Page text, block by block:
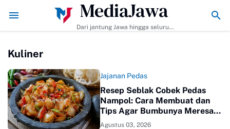
dan Tips Agar Bumbunya Meresap Sempurna! Ekonomi Bisnis
MediaJawa
Dari jantung Jawa hingga seluruh
akurat.
Kuliner
Jajanan Pedas
Resep Seblak Cobek Pedas
Nampol: Cara Membuat dan
Tips Agar Bumbunya Meresap
Sempurna!
Agustus 03, 2026